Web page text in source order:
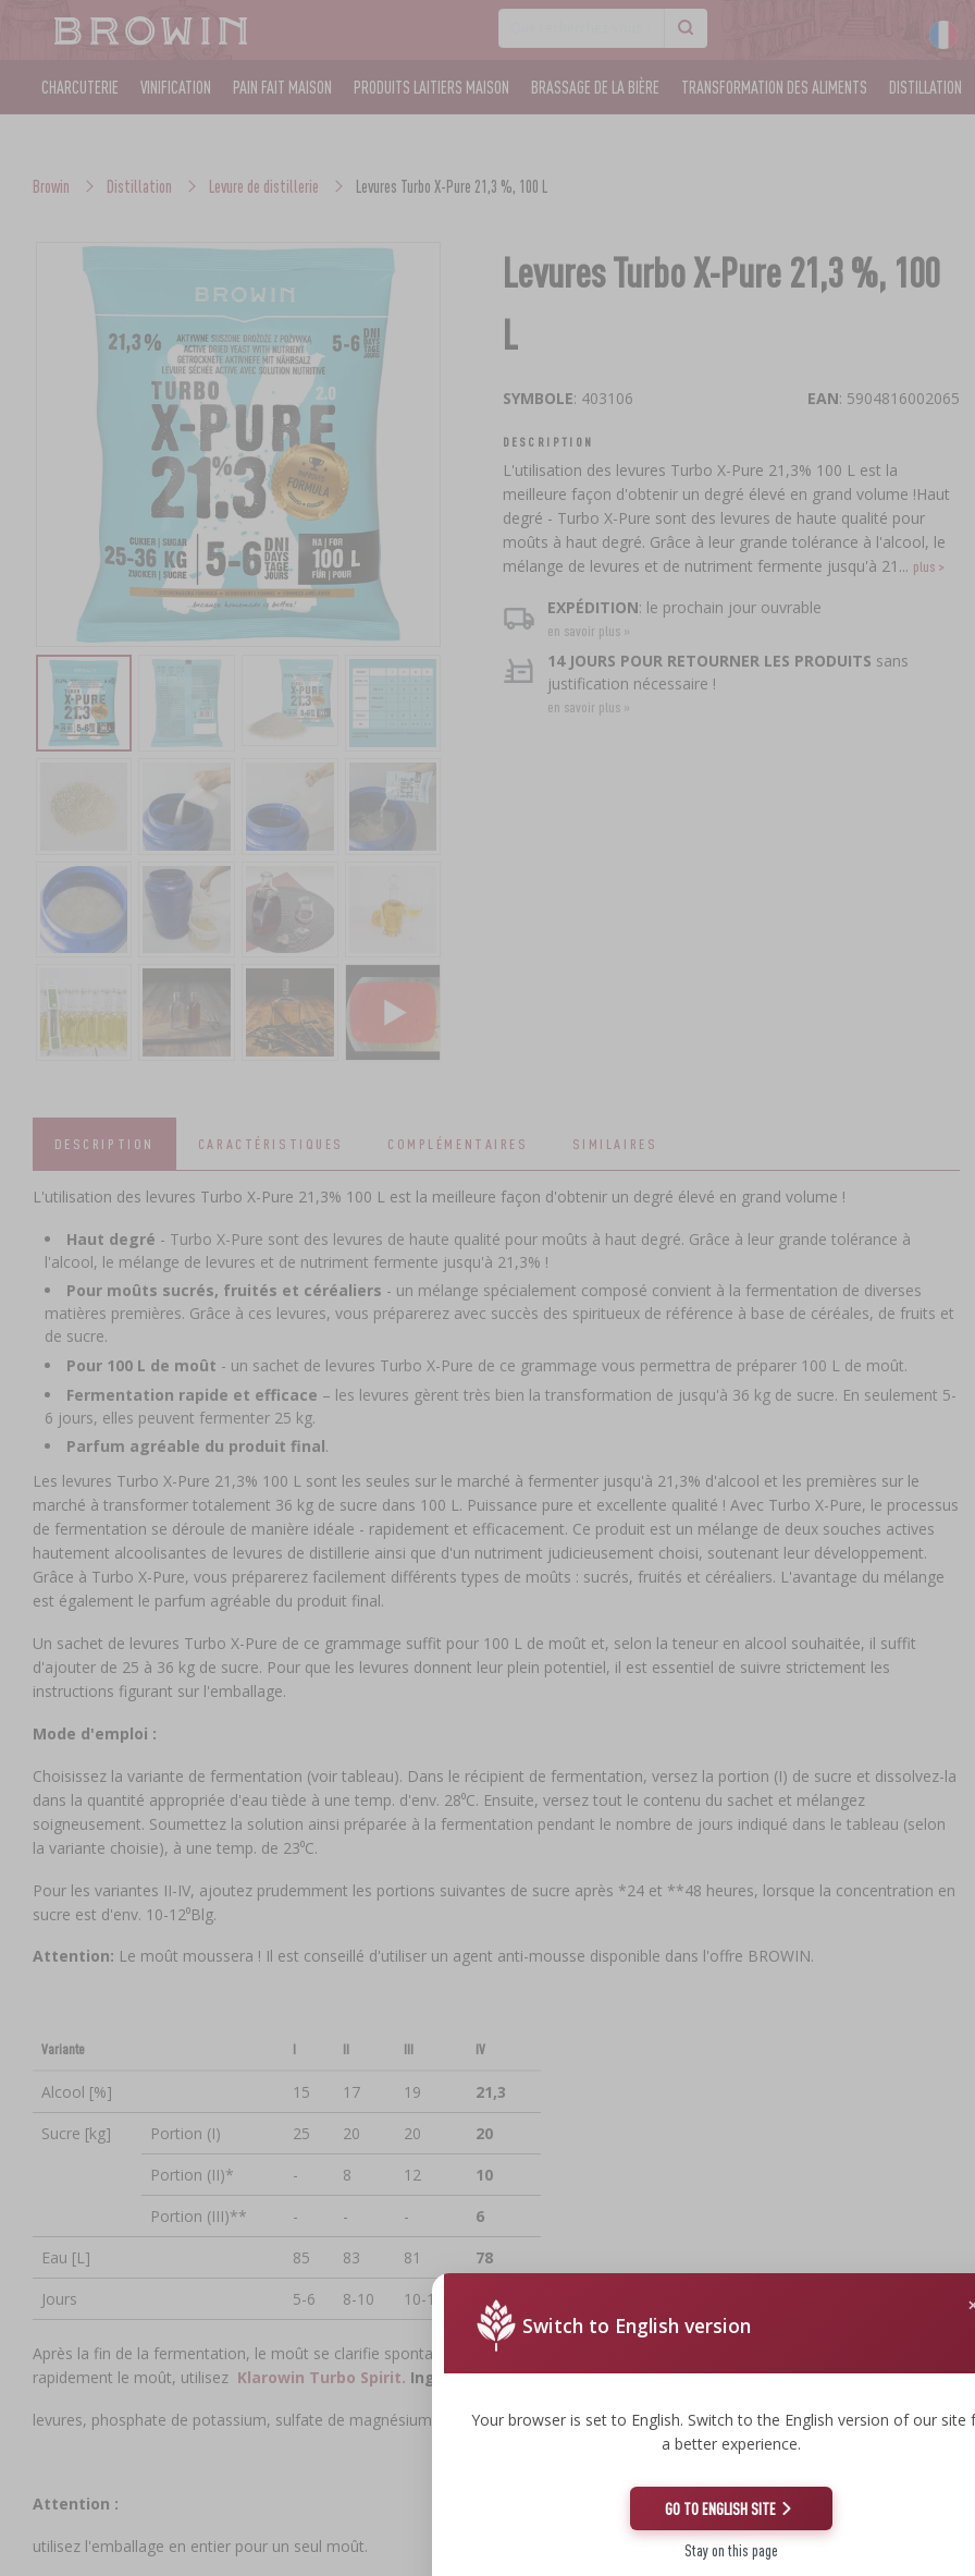
CHARCUTERIE VINIFICATION PAIN FAIT MAISON PRODUITS LAITIERS MAISON BRASSAGE DE LA BIÈRE TRANSFORMATION DES ALIMENTS DISTILLATION
Browin Distillation Levure de distillerie Levures Turbo X-Pure 21,3 %, 100 L
Levures Turbo X-Pure 21,3 %, 100
L
SYMBOLE: 403106 EAN: 5904816002065
DESCRIPTION
L'utilisation des levures Turbo X-Pure 21,3% 100 L est la
meilleure façon d'obtenir un degré élevé en grand volume !Haut
degré - Turbo X-Pure sont des levures de haute qualité pour
moûts à haut degré. Grâce à leur grande tolérance à l'alcool, le
mélange de levures et de nutriment fermente jusqu'à 21... plus >
EXPÉDITION: le prochain jour ouvrable
en savoir plus »
14 JOURS POUR RETOURNER LES PRODUITS sans
justification nécessaire !
en savoir plus »
DESCRIPTION CARACTÉRISTIQUES COMPLÉMENTAIRES SIMILAIRES
L'utilisation des levures Turbo X-Pure 21,3% 100 L est la meilleure façon d'obtenir un degré élevé en grand volume !
Haut degré - Turbo X-Pure sont des levures de haute qualité pour moûts à haut degré. Grâce à leur grande tolérance à
l'alcool, le mélange de levures et de nutriment fermente jusqu'à 21,3% !
Pour moûts sucrés, fruités et céréaliers - un mélange spécialement composé convient à la fermentation de diverses
matières premières. Grâce à ces levures, vous préparerez avec succès des spiritueux de référence à base de céréales, de fruits et
de sucre.
Pour 100 L de moût - un sachet de levures Turbo X-Pure de ce grammage vous permettra de préparer 100 L de moût.
Fermentation rapide et efficace – les levures gèrent très bien la transformation de jusqu'à 36 kg de sucre. En seulement 5-
6 jours, elles peuvent fermenter 25 kg.
Parfum agréable du produit final.
Les levures Turbo X-Pure 21,3% 100 L sont les seules sur le marché à fermenter jusqu'à 21,3% d'alcool et les premières sur le
marché à transformer totalement 36 kg de sucre dans 100 L. Puissance pure et excellente qualité ! Avec Turbo X-Pure, le processus
de fermentation se déroule de manière idéale - rapidement et efficacement. Ce produit est un mélange de deux souches actives
hautement alcoolisantes de levures de distillerie ainsi que d'un nutriment judicieusement choisi, soutenant leur développement.
Grâce à Turbo X-Pure, vous préparerez facilement différents types de moûts : sucrés, fruités et céréaliers. L'avantage du mélange
est également le parfum agréable du produit final.
Un sachet de levures Turbo X-Pure de ce grammage suffit pour 100 L de moût et, selon la teneur en alcool souhaitée, il suffit
d'ajouter de 25 à 36 kg de sucre. Pour que les levures donnent leur plein potentiel, il est essentiel de suivre strictement les
instructions figurant sur l'emballage.
Mode d'emploi :
Choisissez la variante de fermentation (voir tableau). Dans le récipient de fermentation, versez la portion (I) de sucre et dissolvez-la
dans la quantité appropriée d'eau tiède à une temp. d'env. 28⁰C. Ensuite, versez tout le contenu du sachet et mélangez
soigneusement. Soumettez la solution ainsi préparée à la fermentation pendant le nombre de jours indiqué dans le tableau (selon
la variante choisie), à une temp. de 23⁰C.
Pour les variantes II-IV, ajoutez prudemment les portions suivantes de sucre après *24 et **48 heures, lorsque la concentration en
sucre est d'env. 10-12⁰Blg.
Attention: Le moût moussera ! Il est conseillé d'utiliser un agent anti-mousse disponible dans l'offre BROWIN.
Variante I II III IV
Alcool [%] 15 17 19
21,3
Sucre [kg]
Portion (I) 25 20 20
20
Portion (II)*
- 8 12
10
Portion (III)**
- - -
6
Eau [L]
85 83 81
78
Jours
5-6 8-10 10-12 12-14
Après la fin de la fermentation, le moût se clarifie spontanément. Une basse température favorise la clarification. Pour clarifier plus
rapidement le moût, utilisez Klarowin Turbo Spirit. Ingrédients :
levures, phosphate de potassium, sulfate de magnésium, oxyde de magnésium, carbonate de calcium, vitamine B1.
Attention :
utilisez l'emballage en entier pour un seul moût.
Switch to English version
Your browser is set to English. Switch to the English version of our site
a better experience.
GO TO ENGLISH SITE
Stay on this page